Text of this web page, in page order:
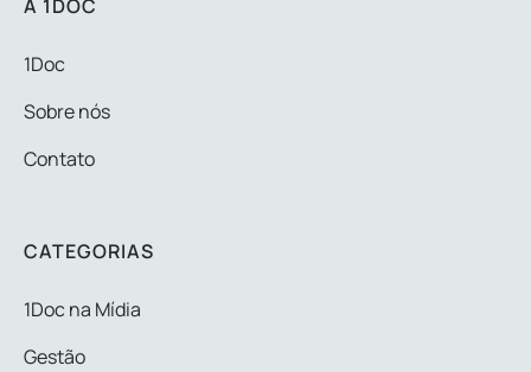
A 1DOC
1Doc
Sobre nós
Contato
CATEGORIAS
1Doc na Mídia
Gestão